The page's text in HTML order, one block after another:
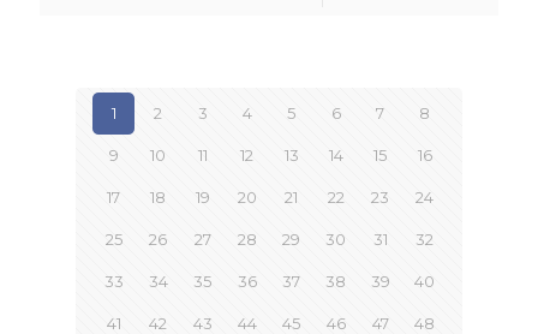
1 2 3 4 5 6 7 8
9 10 11 12 13 14 15 16
17 18 19 20 21 22 23 24
25 26 27 28 29 30 31 32
33 34 35 36 37 38 39 40
41 42 43 44 45 46 47 48